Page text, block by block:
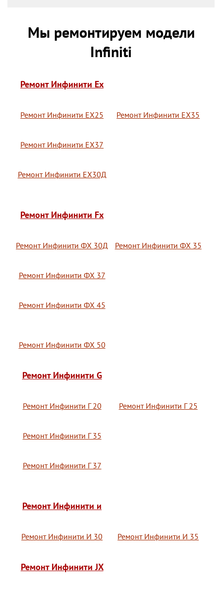
Мы ремонтируем модели
Infiniti
Ремонт Инфинити Ex
Ремонт Инфинити ЕХ25 Ремонт Инфинити ЕХ35
Ремонт Инфинити ЕХ37
Ремонт Инфинити ЕХ30Д
Ремонт Инфинити Fx
Ремонт Инфинити ФХ 30Д Ремонт Инфинити ФХ 35
Ремонт Инфинити ФХ 37
Ремонт Инфинити ФХ 45
Ремонт Инфинити ФХ 50
Ремонт Инфинити G
Ремонт Инфинити Г 20 Ремонт Инфинити Г 25
Ремонт Инфинити Г 35
Ремонт Инфинити Г 37
Ремонт Инфинити и
Ремонт Инфинити И 30 Ремонт Инфинити И 35
Ремонт Инфинити JX